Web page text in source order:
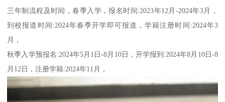
三年制流程及时间，春季入学，报名时间:2023年12月-2024年3月，
到校报道时间:2024年春季开学即可报道，学籍注册时间:2024年3
月，
秋季入学预报名:2024年5月1日-8月10日，开学报到:2024年8月10日-8
月12日，注册学籍:2024年11月，